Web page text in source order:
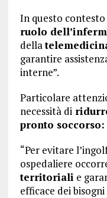
In questo
ruolo
della
garantire
interne”.
Particolare
necessità di
pronto soccorso:
“Per evitare
ospedaliere
territoriali e
efficace dei